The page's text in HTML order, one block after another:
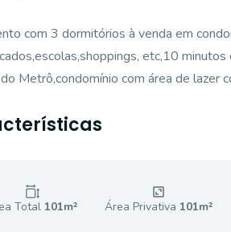
com 3 dormitórios à venda em
etc,10
Metrô,condomínio com área de lazer
Total 101m² Área Privativa 101m²